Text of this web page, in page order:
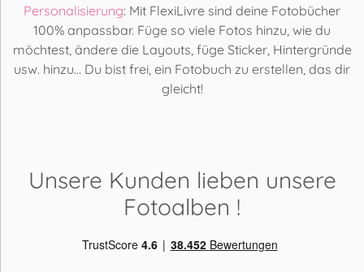
Personalisierung: Mit FlexiLivre sind deine Fotobücher
100% anpassbar. Füge so viele Fotos hinzu, wie du
möchtest, ändere die Layouts, füge Sticker, Hintergründe
usw. hinzu... Du bist frei, ein Fotobuch zu erstellen, das dir
gleicht!
Unsere Kunden lieben unsere
Fotoalben !